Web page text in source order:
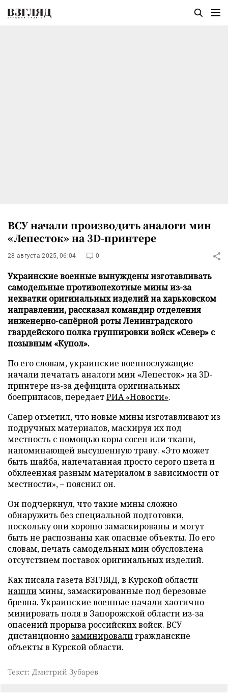
ВСУ начали производить аналоги мин
«Лепесток» на 3D-принтере
28 августа 2025, 06:04 0
Украинские военные вынуждены изготавливать
самодельные противопехотные мины из-за
нехватки оригинальных изделий на харьковском
направлении, рассказал командир отделения
инженерно-сапёрной роты Ленинградского
гвардейского полка группировки войск «Север» с
позывным «Купол».
По его словам, украинские военнослужащие
начали печатать аналоги мин «Лепесток» на 3D-
принтере из-за дефицита оригинальных
боеприпасов, передаетРИА «Новости».
Сапер отметил, что новые мины изготавливают из
подручных материалов, маскируя их под
местность с помощью коры сосен или ткани,
напоминающей высушенную траву. «Это может
быть шайба, напечатанная просто серого цвета и
обклеенная разным материалом в зависимости от
местности», – пояснил он.
Он подчеркнул, что такие мины сложно
обнаружить без специальной подготовки,
поскольку они хорошо замаскированы и могут
быть не распознаны как опасные объекты. По его
словам, печать самодельных мин обусловлена
отсутствием поставок оригинальных изделий.
Как писала газета ВЗГЛЯД, в Курской области
нашлимины, замаскированные под березовые
бревна. Украинские военные началихаотично
минировать поля в Запорожской области из-за
опасений прорыва российских войск. ВСУ
дистанционно заминировалигражданские
объекты в Курской области.
Текст: Дмитрий Зубарев